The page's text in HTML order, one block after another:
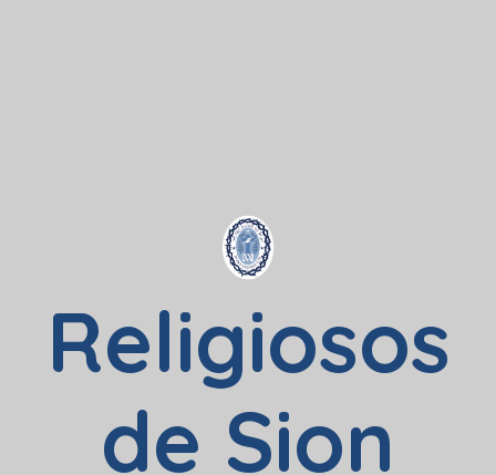
Religiosos
de Sion